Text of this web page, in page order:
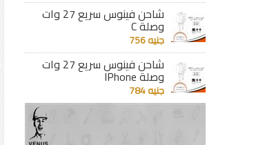
شاحن فينوس سريع 27 وات
وصلة C
جنيه 756
شاحن فينوس سريع 27 وات
وصلة IPhone
جنيه 784